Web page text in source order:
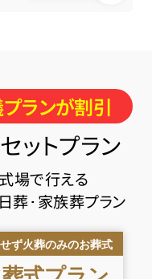
ランが割引
ットプラン
場で行える
葬･家族葬プラン
ず火葬のみのお葬式